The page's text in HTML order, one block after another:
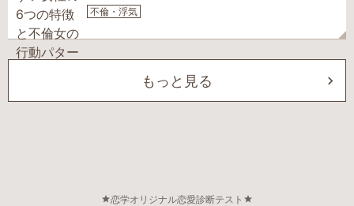
不倫・浮気
もっと見る
恋学オリジナル恋愛診断テスト